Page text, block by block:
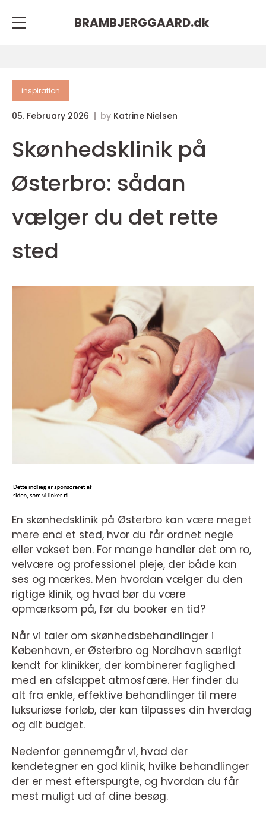
BRAMBJERGGAARD.dk
inspiration
05. February 2026 by Katrine Nielsen
Skønhedsklinik på
Østerbro: sådan
vælger du det rette
sted
En skønhedsklinik på Østerbro kan være meget
mere end et sted, hvor du får ordnet negle
eller vokset ben. For mange handler det om ro,
velvære og professionel pleje, der både kan
ses og mærkes. Men hvordan vælger du den
rigtige klinik, og hvad bør du være
opmærksom på, før du booker en tid?
Når vi taler om skønhedsbehandlinger i
København, er Østerbro og Nordhavn særligt
kendt for klinikker, der kombinerer faglighed
med en afslappet atmosfære. Her finder du
alt fra enkle, effektive behandlinger til mere
luksuriøse forløb, der kan tilpasses din hverdag
og dit budget.
Nedenfor gennemgår vi, hvad der
kendetegner en god klinik, hvilke behandlinger
der er mest efterspurgte, og hvordan du får
mest muligt ud af dine besøg.